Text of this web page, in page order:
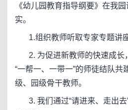
《幼儿园教育指导纲要》在我
实。
1.组织教师听取专家专题讲座
2. 为促进新教师的快速成长
“一帮一、一带一”的师徒结队共
级、园级骨干教师。
3. 我们通过“请进来、走出去